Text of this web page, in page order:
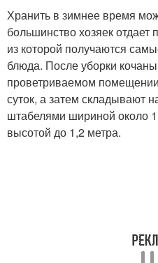
Хранить в зимнее время
большинство хозяек отдает
из которой получаются
блюда. После уборки
проветриваемом
суток, а затем складывают
штабелями шириной около
высотой до 1,2 метра.